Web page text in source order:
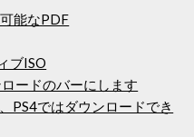
能なPDF
ブISO
ードのバーにします
PS4ではダウンロードでき